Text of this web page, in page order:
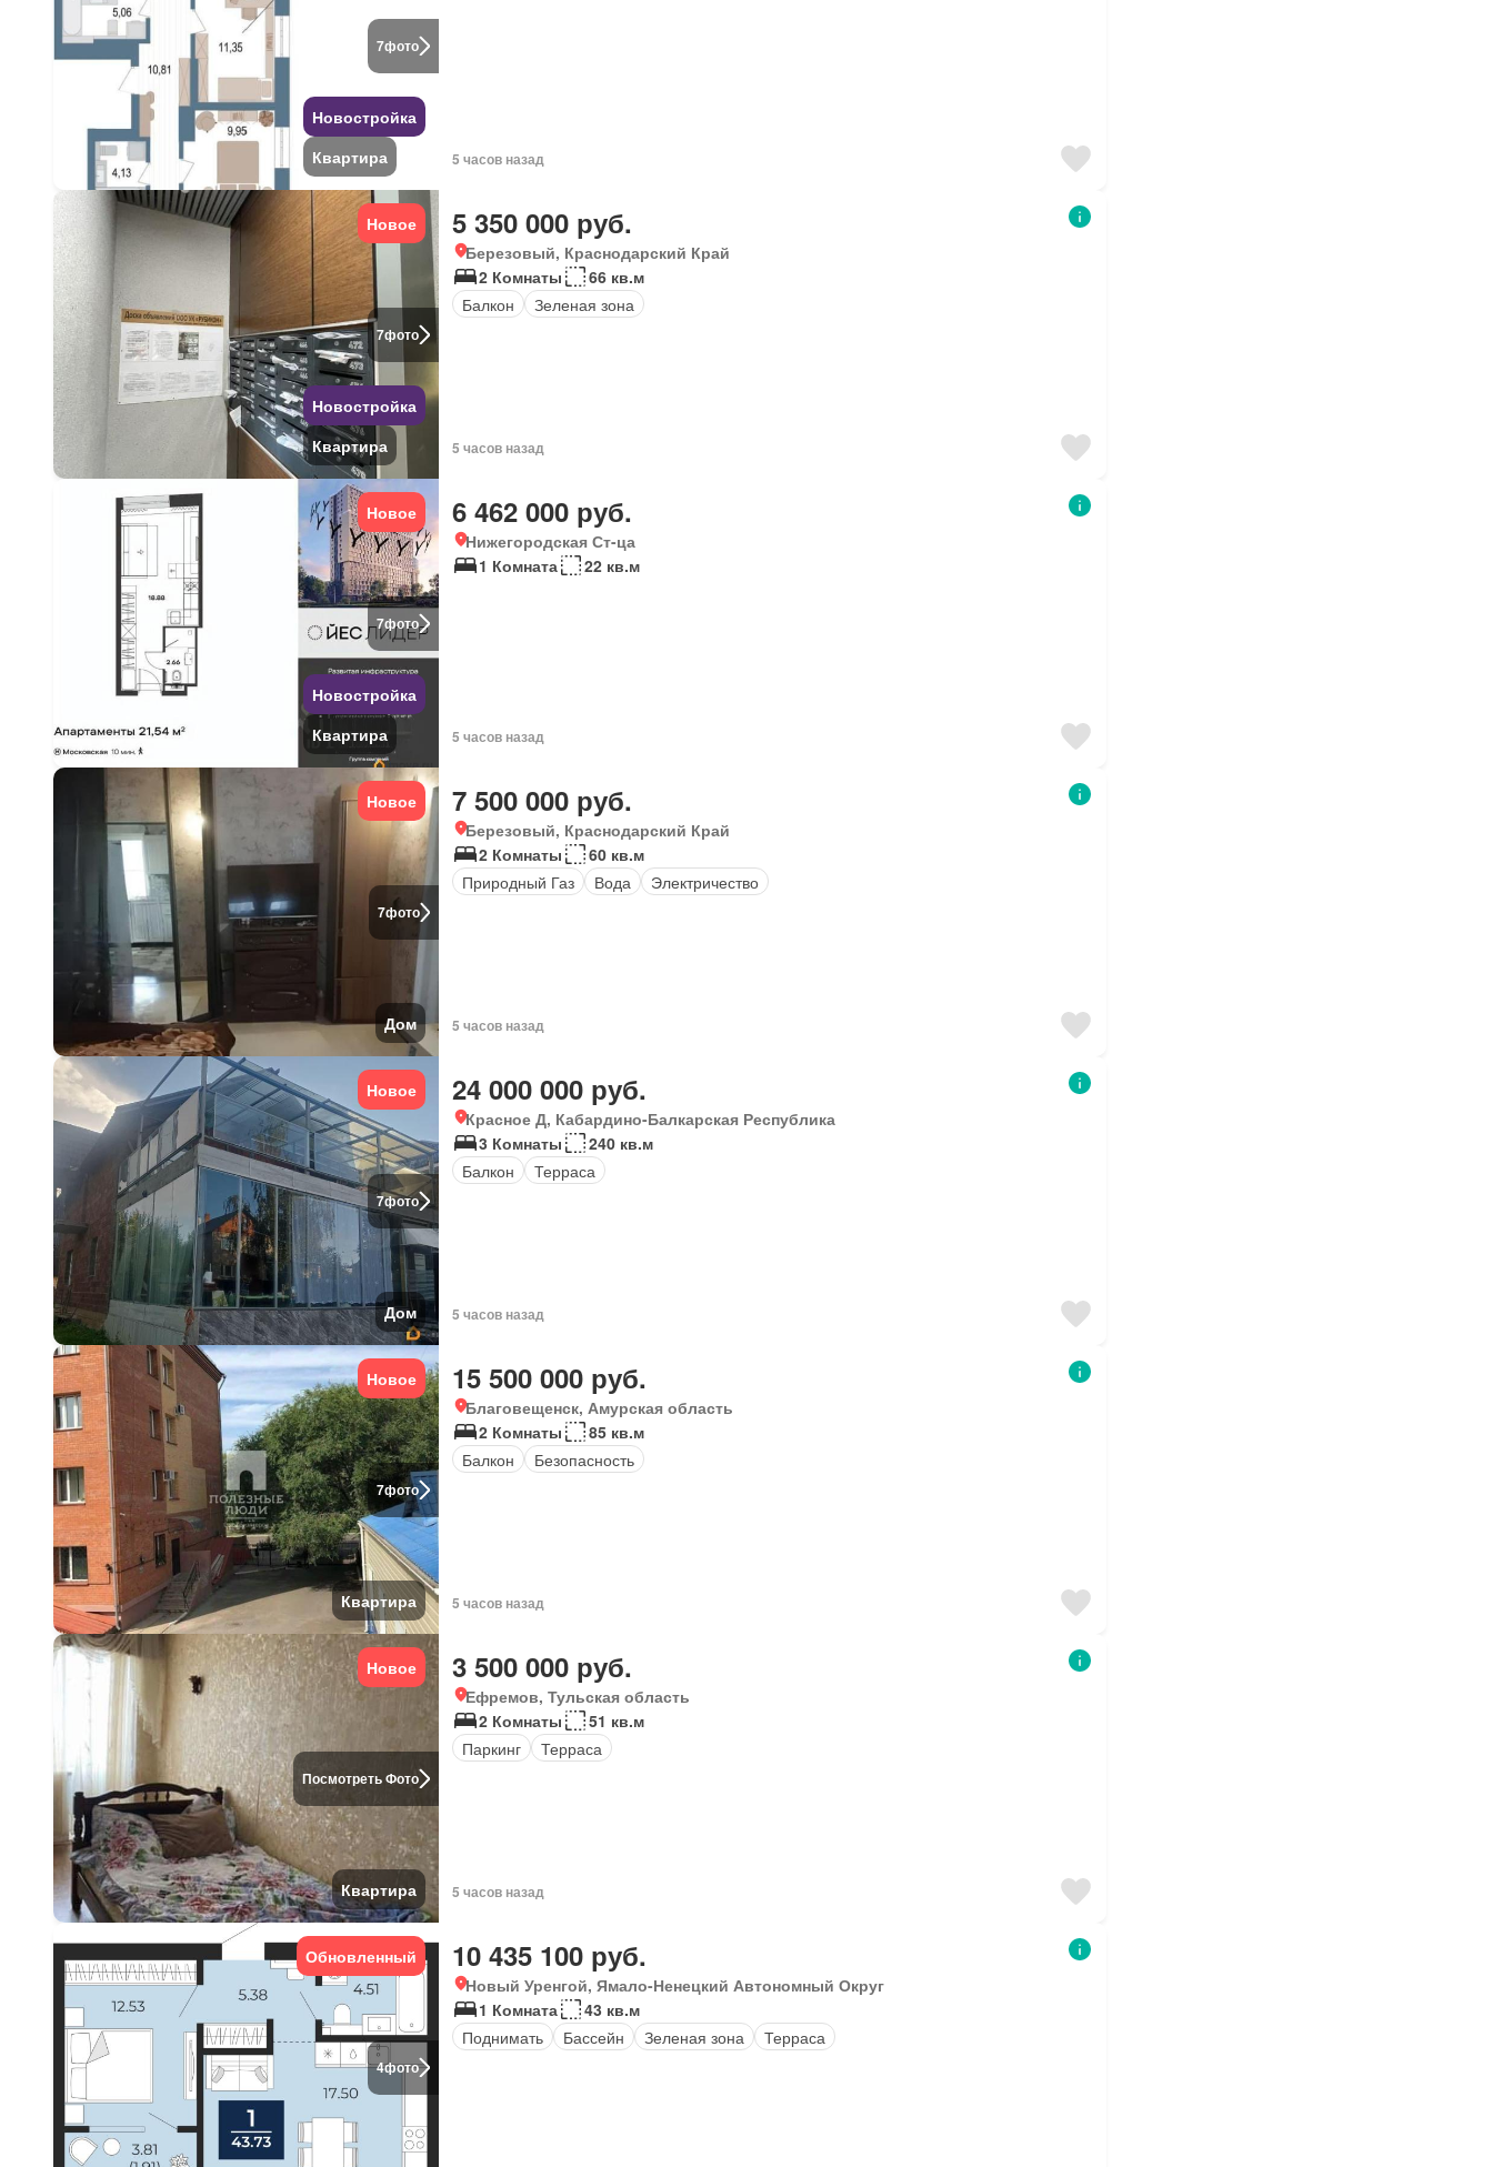
7фото
Новостройка
Квартира
5 часов назад
7фото
Новое
Новостройка
Квартира
5 350 000 руб.
Березовый, Краснодарский Край
2 Комнаты
66 кв.м
Балкон
Зеленая зона
5 часов назад
7фото
Новое
Новостройка
Квартира
6 462 000 руб.
Нижегородская Ст-ца
1 Комната
22 кв.м
5 часов назад
7фото
Новое
Дом
7 500 000 руб.
Березовый, Краснодарский Край
2 Комнаты
60 кв.м
Природный Газ
Вода Электричество
5 часов назад
7фото
Новое
Дом
24 000 000 руб.
Красное Д, Кабардино-Балкарская Республика
3 Комнаты
240 кв.м
Балкон
Терраса
5 часов назад
7фото
Новое
Квартира
15 500 000 руб.
Благовещенск, Амурская область
2 Комнаты
85 кв.м
Балкон
Безопасность
5 часов назад
Посмотреть Фото
Новое
Квартира
3 500 000 руб.
Ефремов, Тульская область
2 Комнаты
51 кв.м
Паркинг
Терраса
5 часов назад
4фото
Обновленный 10 435 100 руб.
Новый Уренгой, Ямало-Ненецкий Автономный Округ
1 Комната
43 кв.м
Поднимать
Бассейн Зеленая зона Терраса